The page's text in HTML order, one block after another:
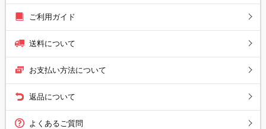
ご利用ガイド
送料について
お支払い方法について
返品について
よくあるご質問